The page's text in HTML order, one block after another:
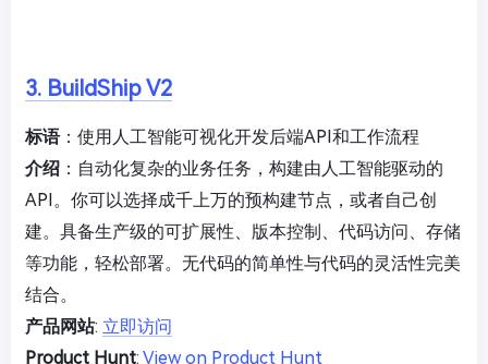
3. BuildShip V2
标语：使用人工智能可视化开发后端API和工作流程
介绍 ：自动化复杂的业务任务，构建由人工智能驱动的
API。你可以选择成千上万的预构建节点，或者自己创
建。具备生产级的可扩展性、版本控制、代码访问、存储
等功能，轻松部署。无代码的简单性与代码的灵活性完美
结合。
产品网站: 立即访问
Product Hunt: View on Product Hunt